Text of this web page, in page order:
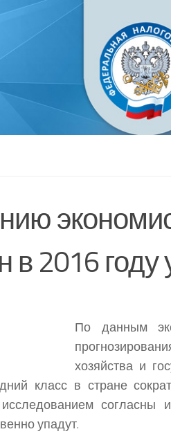
в 2016 году
По данным
хозяйства и
класс в стране
упадут.